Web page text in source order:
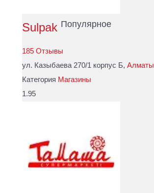
Sulpak Популярное
185 Отзывы
ул. Казыбаева 270/1 корпус Б, Алматы
Категория Магазины
1.95